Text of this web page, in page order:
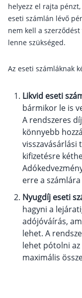
helyezz el rajta
eseti számlán lévő
nem kell a
lenne szükséged.
Az eseti számláknak
Likvid eseti
bármikor le is
A rendszeres
könnyebb
visszavásárlási
kifizetésre
erre a
Nyugdíj eseti
hagyni a
adójóváírás,
lehet. A
lehet pótolni az
maximális